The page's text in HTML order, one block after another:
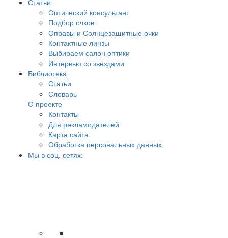
Оптический консультант
Подбор очков
Оправы и Солнцезащитные очки
Контактные линзы
Выбираем салон оптики
Интервью со звёздами
Библиотека
Статьи
Словарь
О проекте
Контакты
Для рекламодателей
Карта сайта
Обработка персональных данных
Мы в соц. сетях: